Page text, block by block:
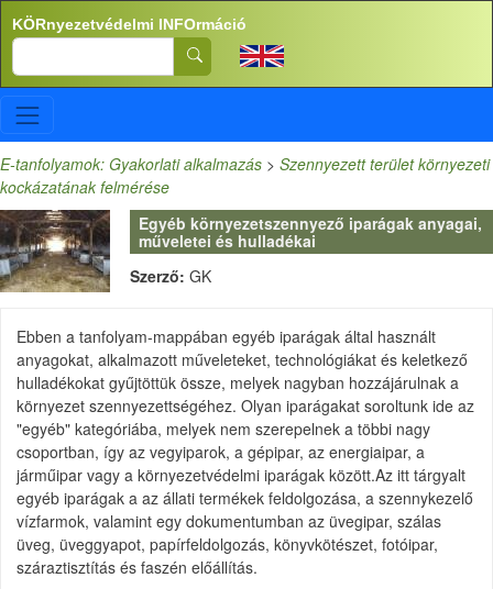
Ugrás a tartalomra
KÖRnyezetvédelmi INFOrmáció
Search
E-tanfolyamok: Gyakorlati alkalmazás > Szennyezett terület környezeti
kockázatának felmérése
Egyéb környezetszennyező iparágak anyagai,
műveletei és hulladékai
Szerző: GK
Ebben a tanfolyam-mappában egyéb iparágak által használt
anyagokat, alkalmazott műveleteket, technológiákat és keletkező
hulladékokat gyűjtöttük össze, melyek nagyban hozzájárulnak a
környezet szennyezettségéhez. Olyan iparágakat soroltunk ide az
"egyéb" kategóriába, melyek nem szerepelnek a többi nagy
csoportban, így az vegyiparok, a gépipar, az energiaipar, a
járműipar vagy a környezetvédelmi iparágak között.Az itt tárgyalt
egyéb iparágak a az állati termékek feldolgozása, a szennykezelő
vízfarmok, valamint egy dokumentumban az üvegipar, szálas
üveg, üveggyapot, papírfeldolgozás, könyvkötészet, fotóipar,
száraztisztítás és faszén előállítás.